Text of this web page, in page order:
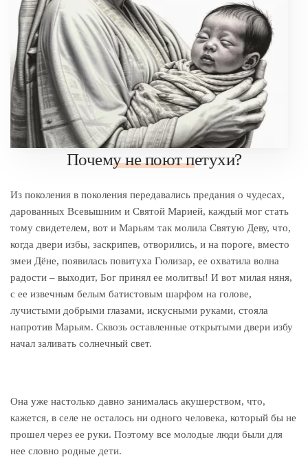
Почему не поют петухи?
Из поколения в поколения передавались предания о чудесах,
дарованных Всевышним и Святой Марией, каждый мог стать
тому свидетелем, вот и Марьям так молила Святую Деву, что,
когда двери избы, заскрипев, отворились, и на пороге, вместо
змеи Дёне, появилась повитуха Гюлизар, ее охватила волна
радости – выходит, Бог принял ее молитвы! И вот милая няня,
с ее извечным белым батистовым шарфом на голове,
лучистыми добрыми глазами, искусными руками, стояла
напротив Марьям. Сквозь оставленные открытыми двери избу
начал заливать солнечный свет.
Она уже настолько давно занималась акушерством, что,
кажется, в селе не осталось ни одного человека, который бы не
прошел через ее руки. Поэтому все молодые люди были для
нее словно родные дети.